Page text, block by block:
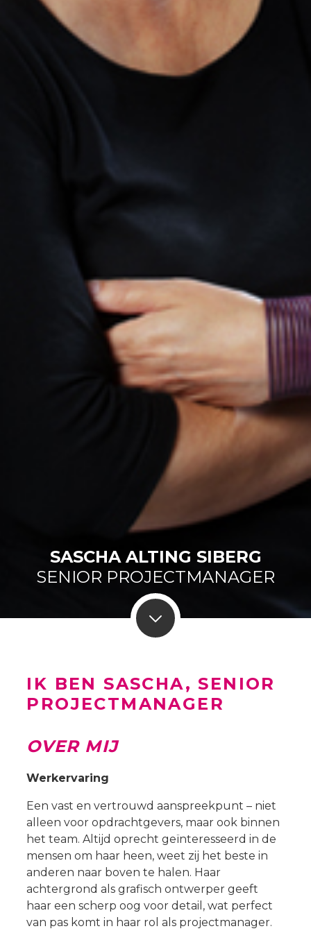
SASCHA ALTING SIBERG
SENIOR PROJECTMANAGER
IK BEN SASCHA, SENIOR
PROJECTMANAGER
OVER MIJ
Werkervaring
Een vast en vertrouwd aanspreekpunt – niet
alleen voor opdrachtgevers, maar ook binnen
het team. Altijd oprecht geïnteresseerd in de
mensen om haar heen, weet zij het beste in
anderen naar boven te halen. Haar
achtergrond als grafisch ontwerper geeft
haar een scherp oog voor detail, wat perfect
van pas komt in haar rol als projectmanager.